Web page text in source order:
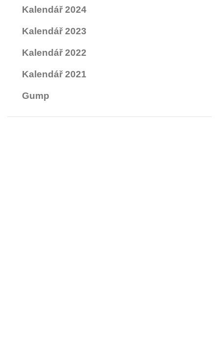
Kalendář 2024
Kalendář 2023
Kalendář 2022
Kalendář 2021
Gump